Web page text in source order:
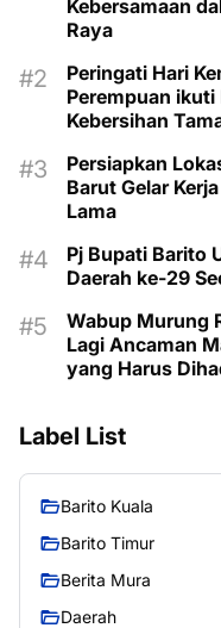
Kebersamaan
Raya
Peringati Hari
Perempuan ikuti
Kebersihan
Persiapkan
Barut Gelar
Lama
Pj Bupati Barito
Daerah ke-29
Wabup Murung
Lagi Ancaman
yang Harus
Label List
Barito Kuala
Barito Timur
Berita Mura
Daerah